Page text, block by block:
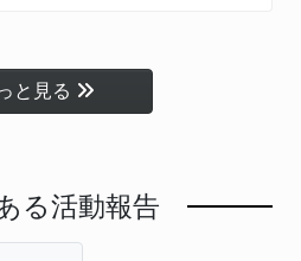
と見る
る活動報告